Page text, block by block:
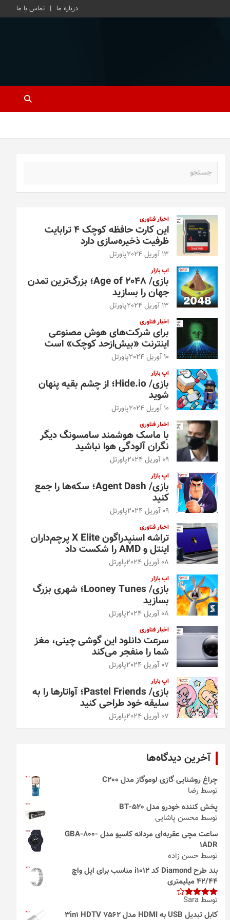
درباره ما تماس با ما
اخبار فناوری
این کارت حافظه کوچک ۴ ترابایت
ظرفیت ذخیره‌سازی دارد
13 آوریل 2024 پاورتل
اپ بازار
بازی/ Age of 2048؛ بزرگ‌ترین تمدن
جهان را بسازید
13 آوریل 2024 پاورتل
اخبار فناوری
برای شرکت‌های هوش مصنوعی
اینترنت «بیش‌از‌حد کوچک» است
10 آوریل 2024 پاورتل
اپ بازار
بازی/ Hide.io؛ از چشم بقیه پنهان
شوید
10 آوریل 2024 پاورتل
اخبار فناوری
با ماسک هوشمند سامسونگ دیگر
نگران آلودگی هوا نباشید
09 آوریل 2024 پاورتل
اپ بازار
بازی/ Agent Dash؛ سکه‌ها را جمع
کنید
09 آوریل 2024 پاورتل
اخبار فناوری
تراشه اسنپدراگون X Elite پرچم‌داران
اینتل و AMD را شکست داد
08 آوریل 2024 پاورتل
اپ بازار
بازی/ Looney Tunes؛ شهری بزرگ
بسازید
08 آوریل 2024 پاورتل
اخبار فناوری
سرعت دانلود این گوشی چینی، مغز
شما را منفجر می‌کند
07 آوریل 2024 پاورتل
اپ بازار
بازی/ Pastel Friends؛ آواتارها را به
سلیقه خود طراحی کنید
07 آوریل 2024 پاورتل
آخرین دیدگاه‌ها
چراغ روشنایی گازی لوموگاز مدل C200
توسط رضا
پخش کننده خودرو مدل 520-BT
توسط محسن پاشایی
ساعت مچی عقربه‌ای مردانه کاسیو مدل GBA-800-
1ADR
توسط حسن زاده
بند طرح Diamond کد i1012 مناسب برای اپل واچ
42/44 میلیمتری
امتیاز4
از 5
توسط Sara
کابل تبدیل USB به HDMI مدل 3in1 HDTV 7562